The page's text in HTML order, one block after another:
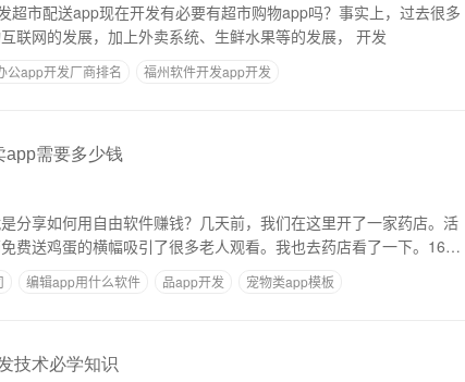
超市配送app现在开发有必要有超市购物app吗？事实上，过去很多
线下超市都提供上门服务。现在，随着移动互联网的发展，加上外卖系统、生鲜水果等的发展， 开发
公app开发厂商排名
福州软件开发app开发
app需要多少钱
分享如何用自由软件赚钱？几天前，我们在这里开了一家药店。活
费送鸡蛋的横幅吸引了很多老人观看。我也去药店看了一下。168
编辑app用什么软件 品app开发
宠物类app模板
技术必学知识